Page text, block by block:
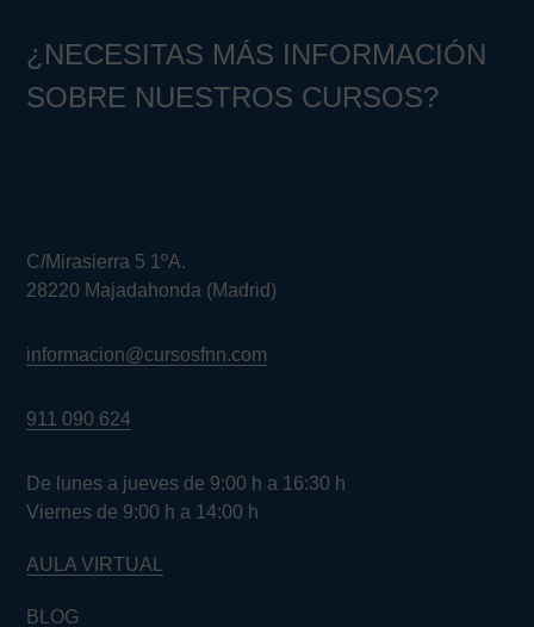
¿NECESITAS MÁS INFORMACIÓN
SOBRE NUESTROS CURSOS?
C/Mirasierra 5 1ºA.
28220 Majadahonda (Madrid)
informacion@cursosfnn.com
911 090 624
De lunes a jueves de 9:00 h a 16:30 h
Viernes de 9:00 h a 14:00 h
AULA VIRTUAL
BLOG